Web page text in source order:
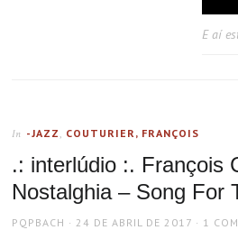
E aí
In -JAZZ COUTURIER, FRANÇOIS
.: interlúdio :. François
Nostalghia – Song For
AUTHOR
PQPBACH
POSTED
24 DE ABRIL DE 2017 1